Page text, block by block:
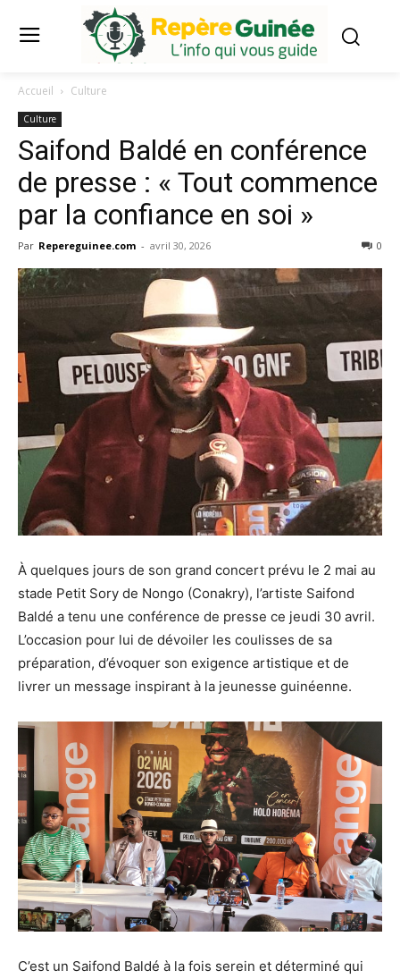
Accueil Culture
Culture
Saifond Baldé en conférence
de presse : « Tout commence
par la confiance en soi »
Par Repereguinee.com - avril 30, 2026 0
À quelques jours de son grand concert prévu le 2 mai au
stade Petit Sory de Nongo (Conakry), l’artiste Saifond
Baldé a tenu une conférence de presse ce jeudi 30 avril.
L’occasion pour lui de dévoiler les coulisses de sa
préparation, d’évoquer son exigence artistique et de
livrer un message inspirant à la jeunesse guinéenne.
C’est un Saifond Baldé à la fois serein et déterminé qui